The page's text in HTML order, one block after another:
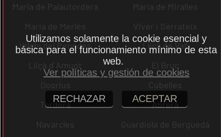
Maria de Palautordera
Maria de Miralles
Maria de Merlès
Viver i Serrateix
Vilobí del Penedès
Lliçà de Vall
Lliçà d´Amunt
El Bruc
Dosrius
Cubelles
Tordera
Abrera
Navarcles
Guardiola de Berguedà
Utilizamos solamente la cookie esencial y
básica para el funcionamiento mínimo de esta
web.
Ver políticas y gestión de cookies
RECHAZAR ACEPTAR